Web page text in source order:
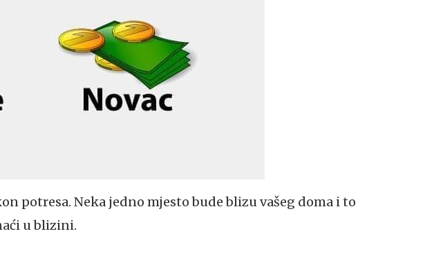
potresa. Neka jedno mjesto bude blizu vašeg doma i to
u blizini.